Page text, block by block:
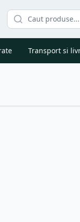
Transport si